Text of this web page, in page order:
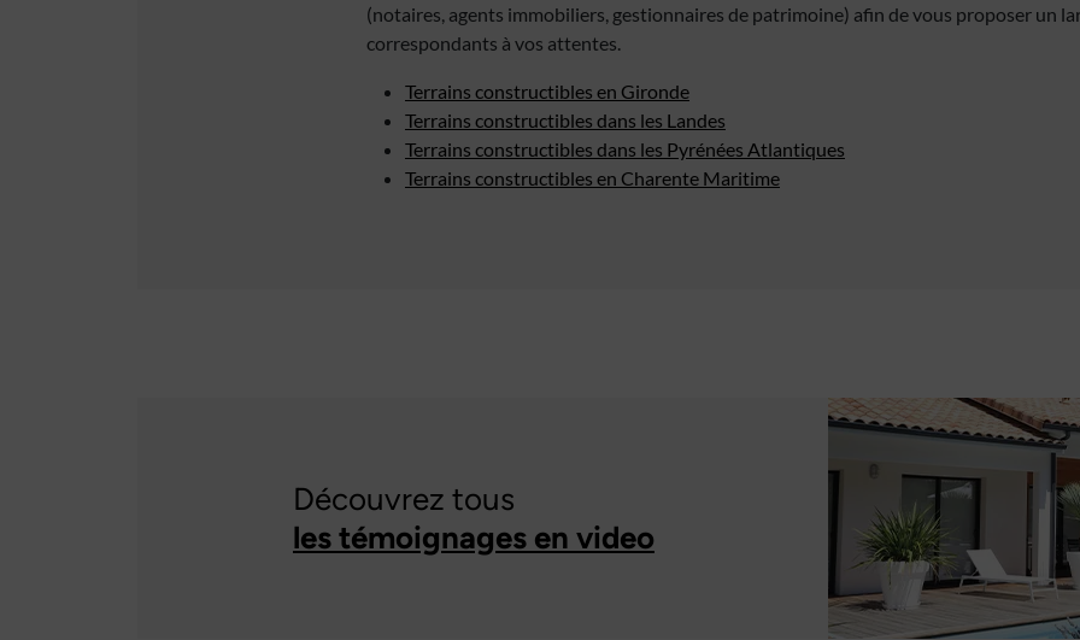
(notaires, agents immobiliers, gestionnaires de patrimoine) afin de vous proposer un
correspondants à vos attentes.
Terrains constructibles en Gironde
Terrains constructibles dans les Landes
Terrains constructibles dans les Pyrénées Atlantiques
Terrains constructibles en Charente Maritime
Découvrez tous
les témoignages en video